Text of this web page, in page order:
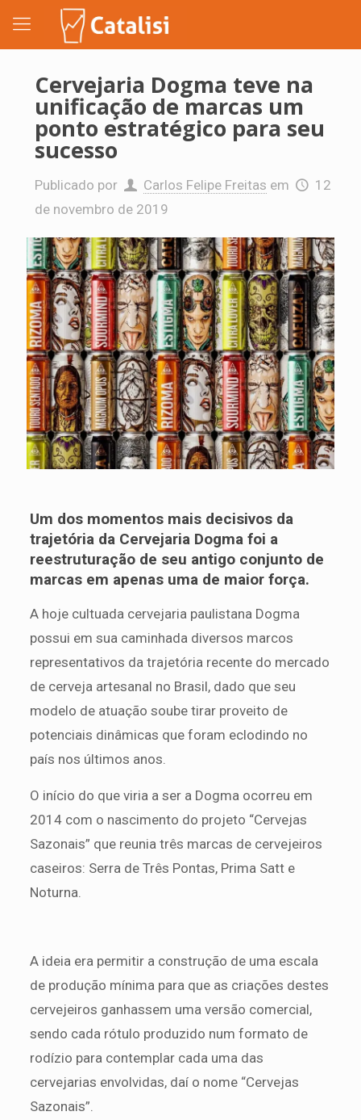
Cervejaria Dogma teve na
unificação de marcas um
ponto estratégico para seu
sucesso
Publicado por Carlos Felipe Freitas em
12
de novembro de 2019
Um dos momentos mais decisivos da
trajetória da Cervejaria Dogma foi a
reestruturação de seu antigo conjunto de
marcas em apenas uma de maior força.
A hoje cultuada cervejaria paulistana Dogma
possui em sua caminhada diversos marcos
representativos da trajetória recente do mercado
de cerveja artesanal no Brasil, dado que seu
modelo de atuação soube tirar proveito de
potenciais dinâmicas que foram eclodindo no
país nos últimos anos.
O início do que viria a ser a Dogma ocorreu em
2014 com o nascimento do projeto “Cervejas
Sazonais” que reunia três marcas de cervejeiros
caseiros: Serra de Três Pontas, Prima Satt e
Noturna.
A ideia era permitir a construção de uma escala
de produção mínima para que as criações destes
cervejeiros ganhassem uma versão comercial,
sendo cada rótulo produzido num formato de
rodízio para contemplar cada uma das
cervejarias envolvidas, daí o nome “Cervejas
Sazonais”.